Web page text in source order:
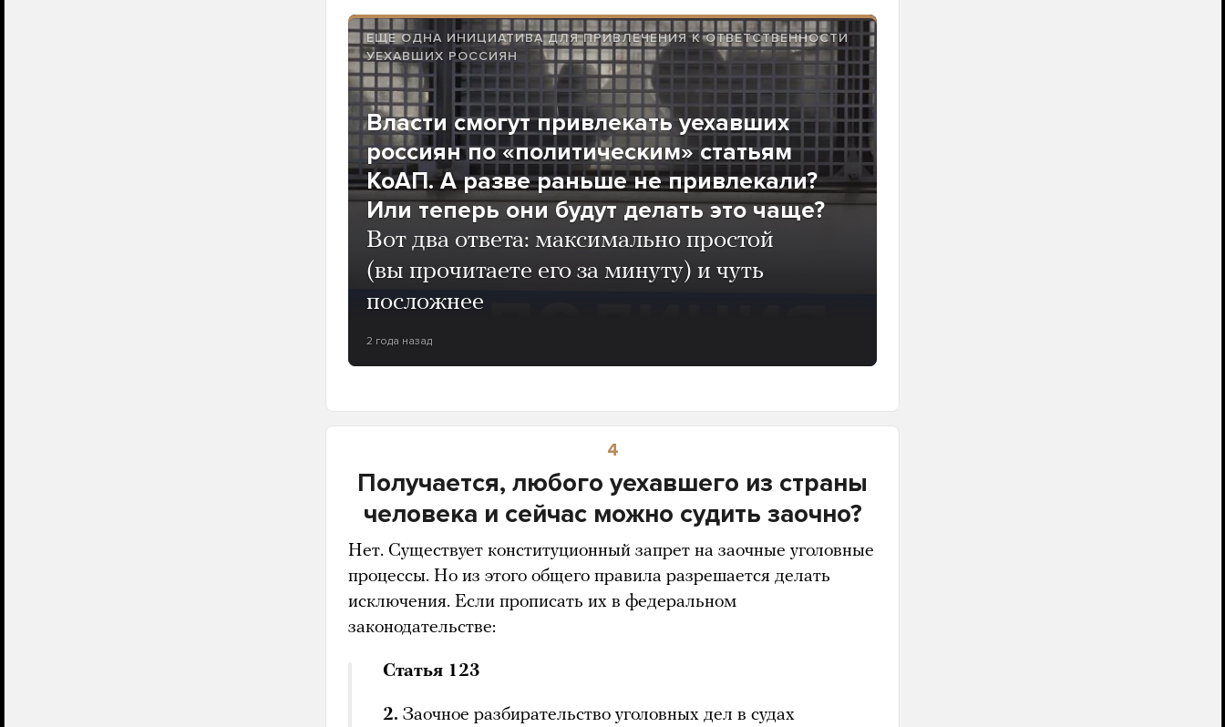
ЕЩЕ ОДНА ИНИЦИАТИВА ДЛЯ ПРИВЛЕЧЕНИЯ К ОТВЕТСТВЕННОСТИ
УЕХАВШИХ РОССИЯН
Власти смогут привлекать уехавших
россиян по «политическим» статьям
КоАП. А разве раньше не привлекали?
Или теперь они будут делать это чаще?
Вот два ответа: максимально простой
(вы прочитаете его за минуту) и чуть
посложнее
2 года назад
4
Получается, любого уехавшего из страны
человека и сейчас можно судить заочно?
Нет. Существует конституционный запрет на заочные уголовные
процессы. Но из этого общего правила разрешается делать
исключения. Если прописать их в федеральном
законодательстве:
Статья 123
2. Заочное разбирательство уголовных дел в судах